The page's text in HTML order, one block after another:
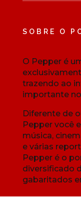
SOBRE O
O Pepper é
trazendo ao
importante
Diferente de
Pepper você
música,
e várias
Pepper é o
diversificado
gabaritados